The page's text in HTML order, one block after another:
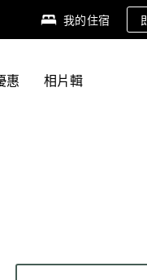
我的住宿
惠 相片輯